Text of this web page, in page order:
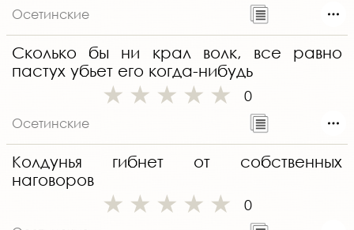
Осетинские
Сколько бы ни крал волк, все равно
пастух убьет его когда-нибудь
0
Осетинские
Колдунья гибнет от собственных
наговоров
0